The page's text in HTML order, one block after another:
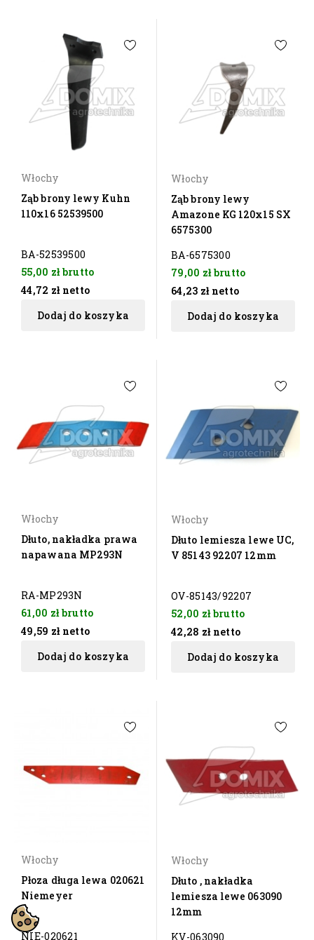
Włochy
Ząb brony lewy Kuhn
110x16 52539500
BA-52539500
55,00 złbrutto
44,72 zł netto
Dodaj do koszyka
Włochy
Ząb brony lewy
Amazone KG 120x15 SX
6575300
BA-6575300
79,00 złbrutto
64,23 zł netto
Dodaj do koszyka
Włochy
Dłuto, nakładka prawa
napawana MP293N
RA-MP293N
61,00 złbrutto
49,59 zł netto
Dodaj do koszyka
Włochy
Dłuto lemiesza lewe UC,
V 85143 92207 12mm
OV-85143/92207
52,00 złbrutto
42,28 zł netto
Dodaj do koszyka
Włochy
Płoza długa lewa 020621
Niemeyer
NIE-020621
Włochy
Dłuto , nakładka
lemiesza lewe 063090
12mm
KV-063090